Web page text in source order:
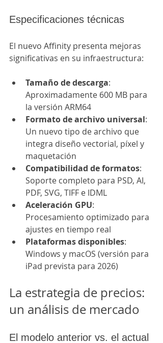
Especificaciones técnicas
El nuevo Affinity presenta mejoras
significativas en su infraestructura:
Tamaño de descarga:
Aproximadamente 600 MB para
la versión ARM64
Formato de archivo universal:
Un nuevo tipo de archivo que
integra diseño vectorial, píxel y
maquetación
Compatibilidad de formatos:
Soporte completo para PSD, AI,
PDF, SVG, TIFF e IDML
Aceleración GPU:
Procesamiento optimizado para
ajustes en tiempo real
Plataformas disponibles:
Windows y macOS (versión para
iPad prevista para 2026)
La estrategia de precios:
un análisis de mercado
El modelo anterior vs. el actual